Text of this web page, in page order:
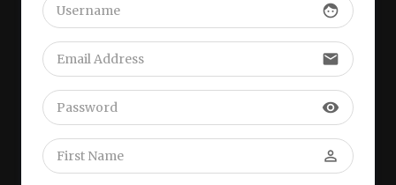
face
email
visibility
perm_identity